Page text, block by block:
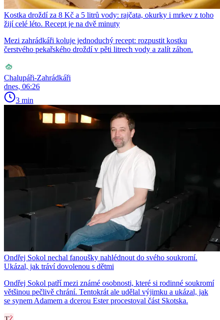
Kostka droždí za 8 Kč a 5 litrů vody: rajčata, okurky i mrkev z toho
žijí celé léto. Recept je na dvě minuty
Mezi zahrádkáři koluje jednoduchý recept: rozpustit kostku
čerstvého pekařského droždí v pěti litrech vody a zalít záhon.
Chalupáři-Zahrádkáři
dnes, 06:26
3 min
Ondřej Sokol nechal fanoušky nahlédnout do svého soukromí.
Ukázal, jak tráví dovolenou s dětmi
Ondřej Sokol patří mezi známé osobnosti, které si rodinné soukromí
většinou pečlivě chrání. Tentokrát ale udělal výjimku a ukázal, jak
se synem Adamem a dcerou Ester procestoval část Skotska.